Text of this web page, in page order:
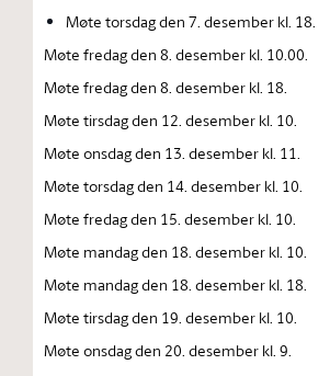
Møte torsdag den 7. desember kl. 18.
Møte fredag den 8. desember kl. 10.00.
Møte fredag den 8. desember kl. 18.
Møte tirsdag den 12. desember kl. 10.
Møte onsdag den 13. desember kl. 11.
Møte torsdag den 14. desember kl. 10.
Møte fredag den 15. desember kl. 10.
Møte mandag den 18. desember kl. 10.
Møte mandag den 18. desember kl. 18.
Møte tirsdag den 19. desember kl. 10.
Møte onsdag den 20. desember kl. 9.